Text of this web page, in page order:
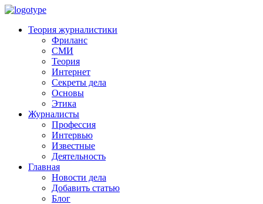
Теория журналистики
Фриланс
СМИ
Теория
Интернет
Секреты дела
Основы
Этика
Журналисты
Профессия
Интервью
Известные
Деятельность
Главная
Новости дела
Добавить статью
Блог